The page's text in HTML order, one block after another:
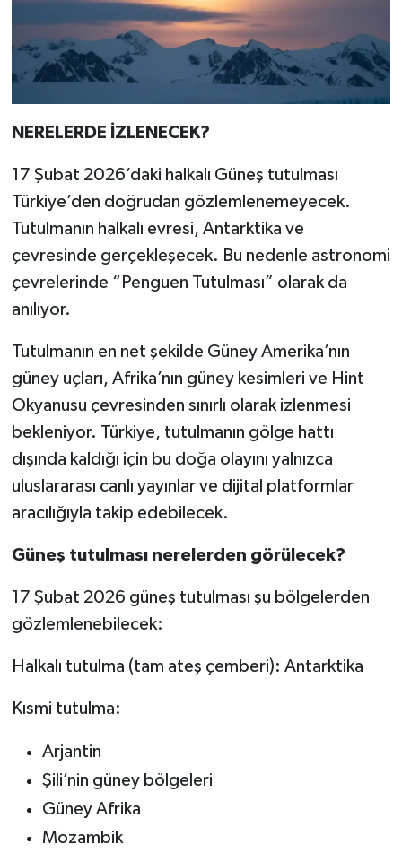
NERELERDE İZLENECEK?
17 Şubat 2026’daki halkalı Güneş tutulması
Türkiye’den doğrudan gözlemlenemeyecek.
Tutulmanın halkalı evresi, Antarktika ve
çevresinde gerçekleşecek. Bu nedenle astronomi
çevrelerinde “Penguen Tutulması” olarak da
anılıyor.
Tutulmanın en net şekilde Güney Amerika’nın
güney uçları, Afrika’nın güney kesimleri ve Hint
Okyanusu çevresinden sınırlı olarak izlenmesi
bekleniyor. Türkiye, tutulmanın gölge hattı
dışında kaldığı için bu doğa olayını yalnızca
uluslararası canlı yayınlar ve dijital platformlar
aracılığıyla takip edebilecek.
Güneş tutulması nerelerden görülecek?
17 Şubat 2026 güneş tutulması şu bölgelerden
gözlemlenebilecek:
Halkalı tutulma (tam ateş çemberi): Antarktika
Kısmi tutulma:
Arjantin
Şili’nin güney bölgeleri
Güney Afrika
Mozambik